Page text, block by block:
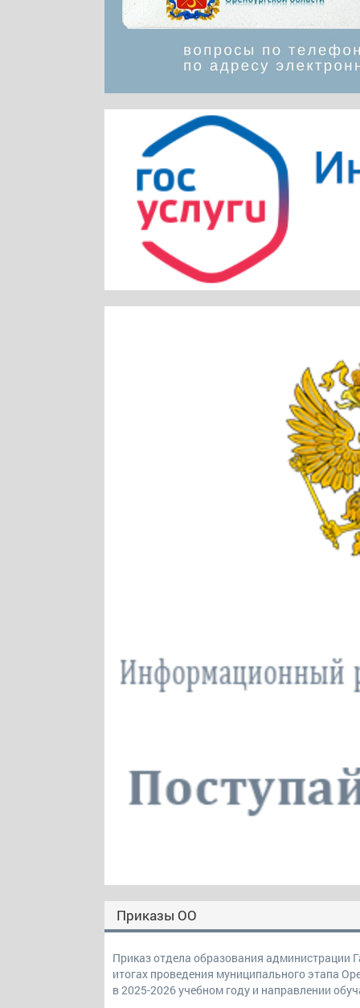
Приказы ОО
Приказ отдела образования администрации
итогах проведения муниципального этапа
в 2025-2026 учебном году и направлении